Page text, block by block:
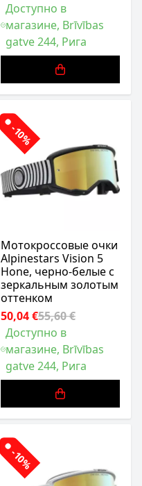
Доступно в
магазине, Brīvības
gatve 244, Рига
-10%
Мотокроссовые очки
Alpinestars Vision 5
Hone, черно-белые с
зеркальным золотым
оттенком
50,04 €55,60 €
Доступно в
магазине, Brīvības
gatve 244, Рига
-10%